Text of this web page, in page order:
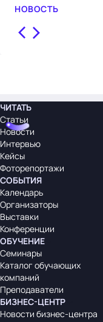
НОВОСТЬ
ЧИТАТЬ
Статьи
Новости
Интервью
Кейсы
Фоторепортажи
СОБЫТИЯ
Календарь
Организаторы
Выставки
Конференции
ОБУЧЕНИЕ
Семинары
Каталог обучающих
компаний
Преподаватели
БИЗНЕС-ЦЕНТР
Новости бизнес-центра